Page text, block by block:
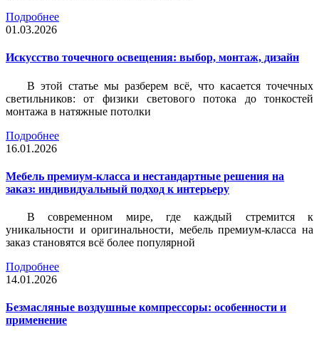
Подробнее
01.03.2026
Искусство точечного освещения: выбор, монтаж, дизайн
В этой статье мы разберем всё, что касается точечных
светильников: от физики светового потока до тонкостей
монтажа в натяжные потолки
Подробнее
16.01.2026
Мебель премиум-класса и нестандартные решения на
заказ: индивидуальный подход к интерьеру
В современном мире, где каждый стремится к
уникальности и оригинальности, мебель премиум-класса на
заказ становятся всё более популярной
Подробнее
14.01.2026
Безмасляные воздушные компрессоры: особенности и
применение